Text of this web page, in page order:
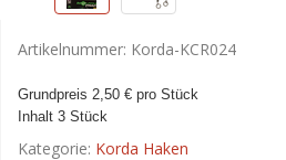
Artikelnummer: Korda-KCR024
Grundpreis 2,50 € pro Stück
Inhalt 3 Stück
Kategorie: Korda Haken